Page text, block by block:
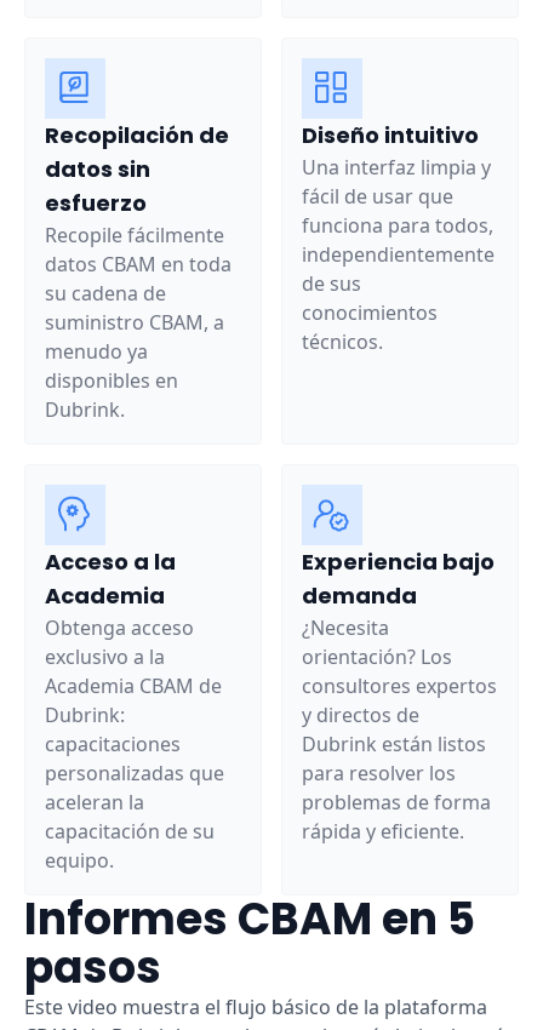
Recopilación de
datos sin
esfuerzo
Recopile fácilmente
datos CBAM en toda
su cadena de
suministro CBAM, a
menudo ya
disponibles en
Dubrink.
Diseño intuitivo
Una interfaz limpia y
fácil de usar que
funciona para todos,
independientemente
de sus
conocimientos
técnicos.
Acceso a la
Academia
Obtenga acceso
exclusivo a la
Academia CBAM de
Dubrink:
capacitaciones
personalizadas que
aceleran la
capacitación de su
equipo.
Experiencia bajo
demanda
¿Necesita
orientación? Los
consultores expertos
y directos de
Dubrink están listos
para resolver los
problemas de forma
rápida y eficiente.
Informes CBAM en 5
pasos
Este video muestra el flujo básico de la plataforma